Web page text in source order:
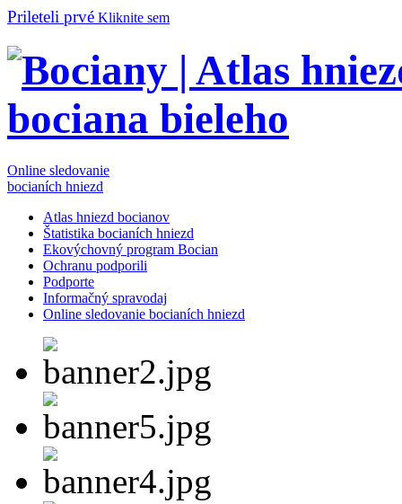
Prileteli prvé Kliknite sem
Online sledovanie
bocianích hniezd
Atlas hniezd bocianov
Štatistika bocianích hniezd
Ekovýchovný program Bocian
Ochranu podporili
Podporte
Informačný spravodaj
Online sledovanie bocianích hniezd